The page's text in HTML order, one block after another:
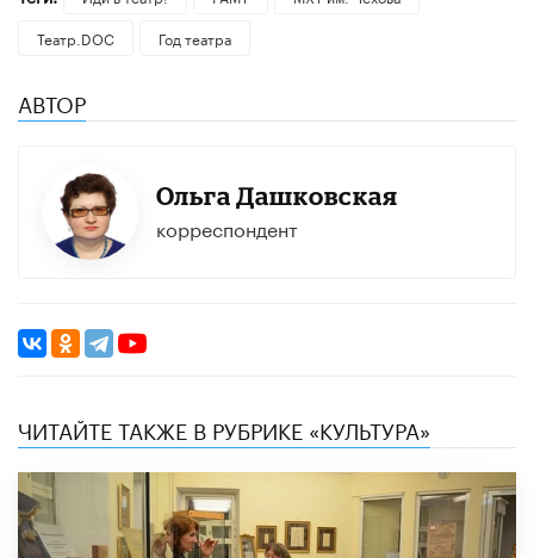
Театр.DOC
Год театра
АВТОР
Ольга Дашковская
корреспондент
ЧИТАЙТЕ ТАКЖЕ В РУБРИКЕ «КУЛЬТУРА»